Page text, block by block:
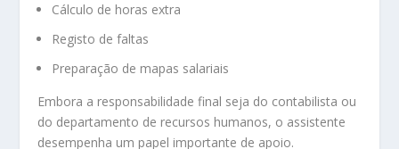
Cálculo de horas extra
Registo de faltas
Preparação de mapas salariais
Embora a responsabilidade final seja do contabilista ou
do departamento de recursos humanos, o assistente
desempenha um papel importante de apoio.